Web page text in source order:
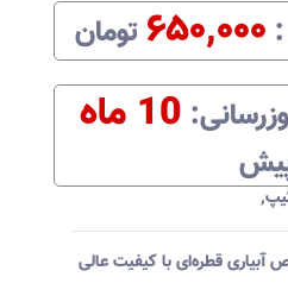
:‌ ۶۵۰,۰۰۰ تومان
10 ماه
,
قطره‌ای با کیفیت عالی